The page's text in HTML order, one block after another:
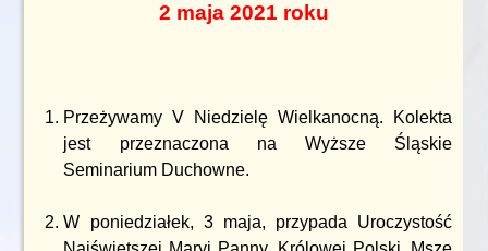
2 maja 2021 roku
Przeżywamy V Niedzielę Wielkanocną. Kolekta
jest przeznaczona na Wyższe Śląskie
Seminarium Duchowne.
W poniedziałek, 3 maja, przypada Uroczystość